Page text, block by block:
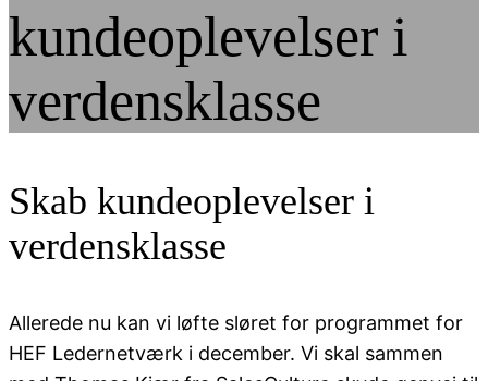
kundeoplevelser i
verdensklasse
Skab kundeoplevelser i
verdensklasse
Allerede nu kan vi løfte sløret for programmet for
HEF Ledernetværk i december. Vi skal sammen